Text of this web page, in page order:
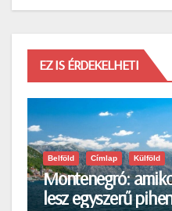
EZ IS ÉRDEKELHETI
Belföld Címlap Külföld
Montenegró:
lesz egyszerű